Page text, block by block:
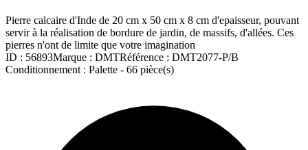
Pierre calcaire d'Inde de 20 cm x 50 cm x 8 cm d'epaisseur, pouvant
servir à la réalisation de bordure de jardin, de massifs, d'allées. Ces
pierres n'ont de limite que votre imagination
ID : 56893Marque : DMTRéférence : DMT2077-P/B
Conditionnement : Palette - 66 pièce(s)